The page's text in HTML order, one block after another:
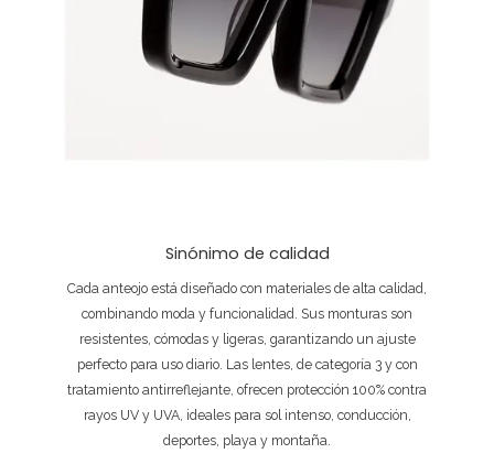
Sinónimo de calidad
Cada anteojo está diseñado con materiales de alta calidad,
combinando moda y funcionalidad. Sus monturas son
resistentes, cómodas y ligeras, garantizando un ajuste
perfecto para uso diario. Las lentes, de categoría 3 y con
tratamiento antirreflejante, ofrecen protección 100% contra
rayos UV y UVA, ideales para sol intenso, conducción,
deportes, playa y montaña.